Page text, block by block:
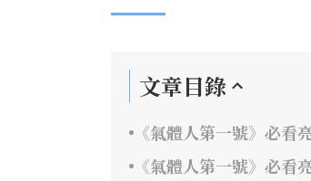
文章目錄
《氣體人第一號》必看
《氣體人第一號》必看